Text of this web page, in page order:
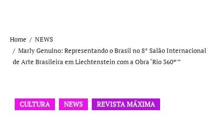
Home
NEWS
Marly Genuino: Representando o Brasil no 8° Salão Internacional
de Arte Brasileira em Liechtenstein com a Obra ‘Rio 360º'”
CULTURA NEWS REVISTA MÁXIMA